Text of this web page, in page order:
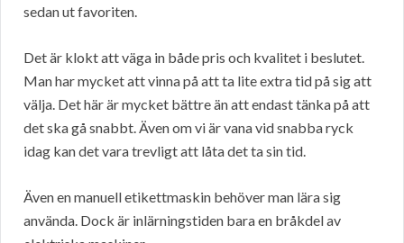
sedan ut favoriten.
Det är klokt att väga in både pris och kvalitet i beslutet.
Man har mycket att vinna på att ta lite extra tid på sig att
välja. Det här är mycket bättre än att endast tänka på att
det ska gå snabbt. Även om vi är vana vid snabba ryck
idag kan det vara trevligt att låta det ta sin tid.
Även en manuell etikettmaskin behöver man lära sig
använda. Dock är inlärningstiden bara en bråkdel av